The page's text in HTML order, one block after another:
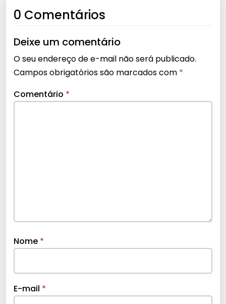
0 Comentários
Deixe um comentário
O seu endereço de e-mail não será publicado.
Campos obrigatórios são marcados com *
Comentário *
Nome *
E-mail *